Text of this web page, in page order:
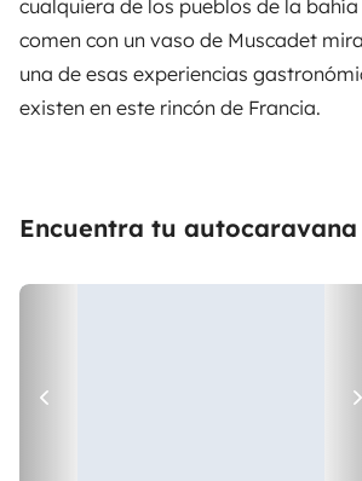
cualquiera de los pueblos de la
comen con un vaso de Muscadet
una de esas experiencias
existen en este rincón de Francia.
Encuentra tu autocaravana